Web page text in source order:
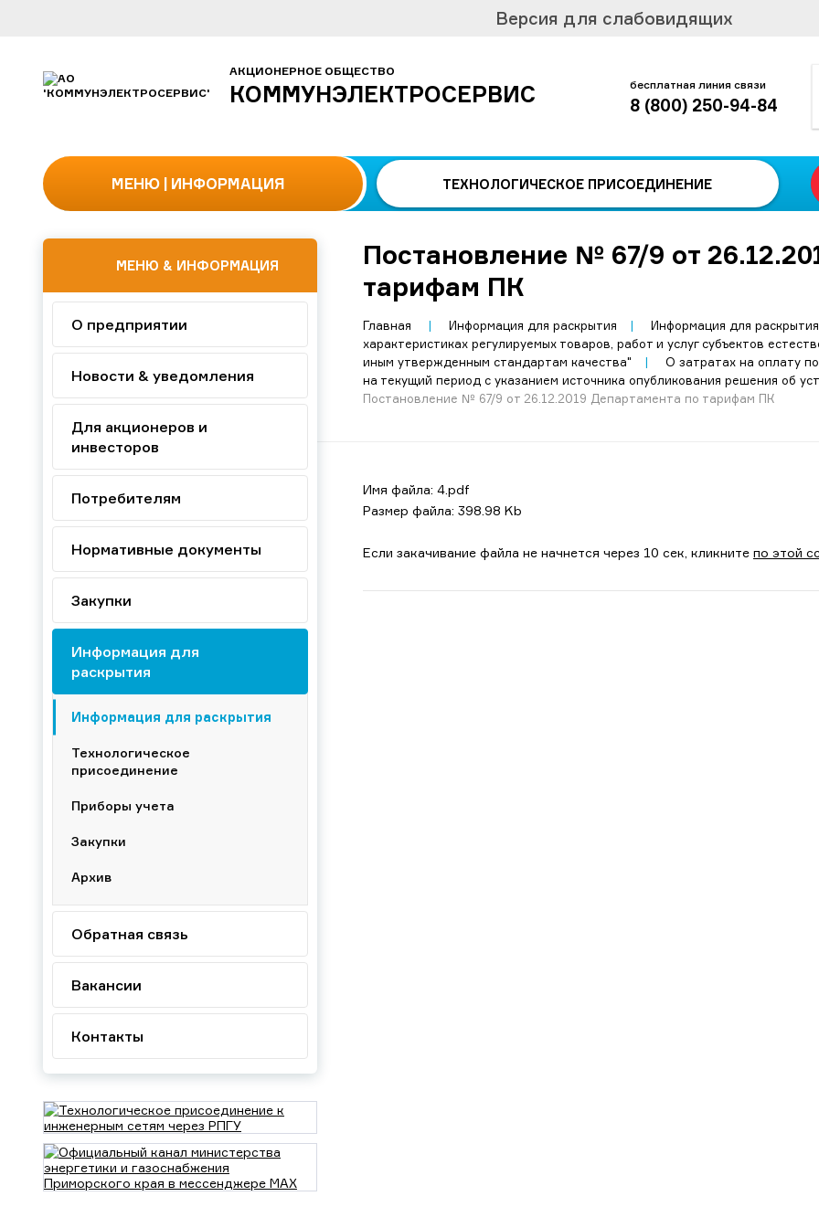
Версия для слабовидящих
АКЦИОНЕРНОЕ ОБЩЕСТВО
КОММУНЭЛЕКТРОСЕРВИС бесплатная линия связи
8 (800) 250-94-84
МЕНЮ | ИНФОРМАЦИЯ ТЕХНОЛОГИЧЕСКОЕ ПРИСОЕДИНЕНИЕ
МЕНЮ & ИНФОРМАЦИЯ
О предприятии
Новости & уведомления
Для акционеров и
инвесторов
Потребителям
Нормативные документы
Закупки
Информация для
раскрытия
Информация для раскрытия
Технологическое
присоединение
Приборы учета
Закупки
Архив
Обратная связь
Вакансии
Контакты
Постановление № 67/9 от
тарифам ПК
Главная | Информация для раскрытия | Информация для раскрытия
характеристиках регулируемых товаров, работ и услуг субъектов
иным утвержденным стандартам качества"
| О затратах на оплату
на текущий период с указанием источника опубликования решения об
Постановление № 67/9 от 26.12.2019 Департамента по тарифам ПК
Имя файла: 4.pdf
Размер файла: 398.98 Kb
Если закачивание файла не начнется через 10 сек, кликните по этой